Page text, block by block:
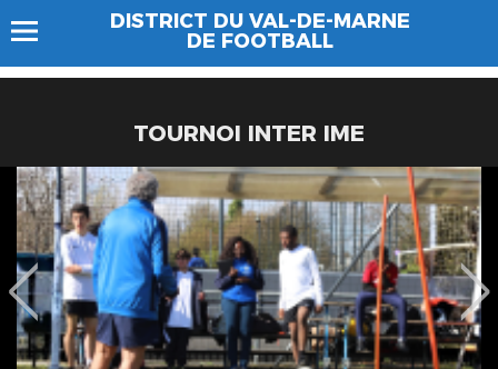
DISTRICT DU VAL-DE-MARNE
DE FOOTBALL
TOURNOI INTER IME